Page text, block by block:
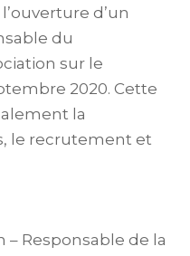
d’un
du
sur le
2020. Cette
la
le recrutement et
– Responsable de la